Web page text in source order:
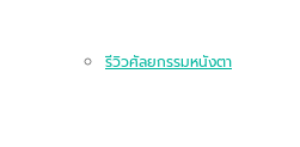
รีวิวศัลยกรรมหนังตา